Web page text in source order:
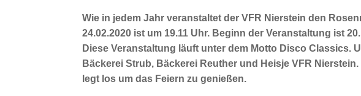
Wie in jedem Jahr veranstaltet der VFR Nierstein den
24.02.2020 ist um 19.11 Uhr. Beginn der Veranstaltung ist
Diese Veranstaltung läuft unter dem Motto Disco Classics.
Bäckerei Strub, Bäckerei Reuther und Heisje VFR
legt los um das Feiern zu genießen.